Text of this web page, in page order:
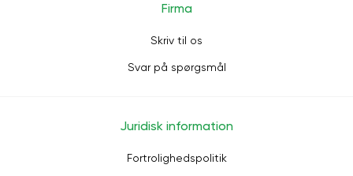
Firma
Skriv til os
Svar på spørgsmål
Juridisk information
Fortrolighedspolitik